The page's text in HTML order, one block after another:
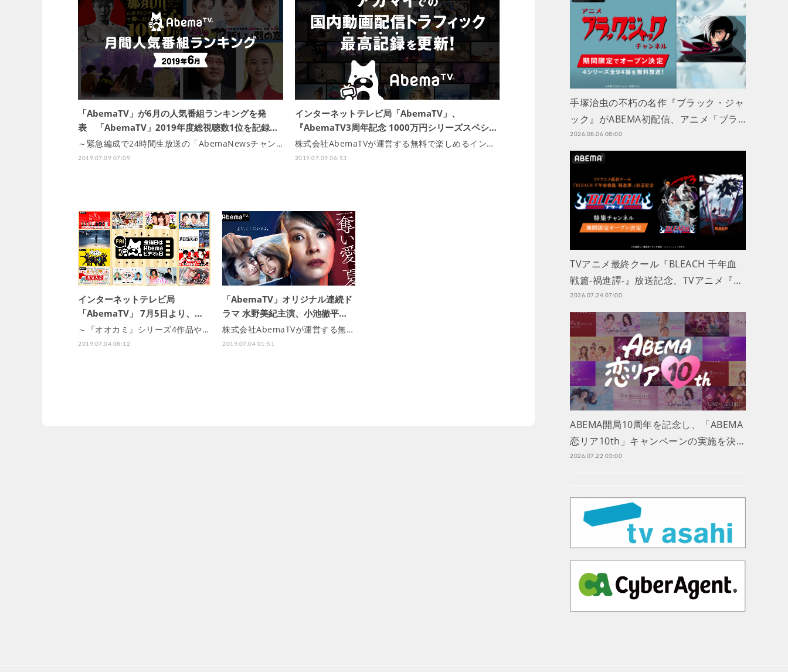
「AbemaTV」が6月の人気番組ランキングを発
表 「AbemaTV」2019年度総視聴数1位を記録…
～緊急編成で24時間生放送の「AbemaNewsチャン…
2019.07.09 07:09
インターネットテレビ局「AbemaTV」、
『AbemaTV3周年記念 1000万円シリーズスペシ…
株式会社AbemaTVが運営する無料で楽しめるイン…
2019.07.09 06:53
インターネットテレビ局
「AbemaTV」 7月5日より、…
～『オオカミ』シリーズ4作品や…
2019.07.04 08:12
「AbemaTV」オリジナル連続ド
ラマ 水野美紀主演、小池徹平…
株式会社AbemaTVが運営する無…
2019.07.04 01:51
手塚治虫の不朽の名作『ブラック・ジャ
ック』がABEMA初配信、アニメ「ブラ…
2026.08.06 08:00
TVアニメ最終クール『BLEACH 千年血
戦篇-禍進譚-』放送記念、TVアニメ『…
2026.07.24 07:00
ABEMA開局10周年を記念し、「ABEMA
恋リア10th」キャンペーンの実施を決…
2026.07.22 03:00